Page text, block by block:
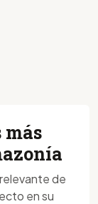
de
en su